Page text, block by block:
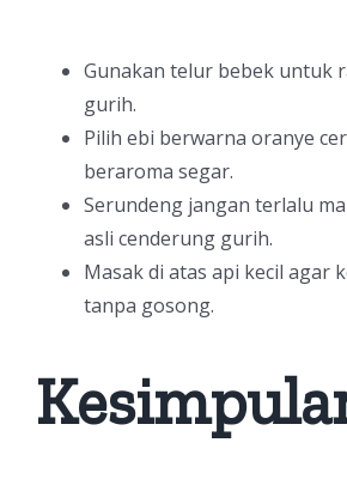
Gunakan telur bebek untuk
gurih.
Pilih ebi berwarna oranye
beraroma segar.
Serundeng jangan terlalu
asli cenderung gurih.
Masak di atas api kecil agar
tanpa gosong.